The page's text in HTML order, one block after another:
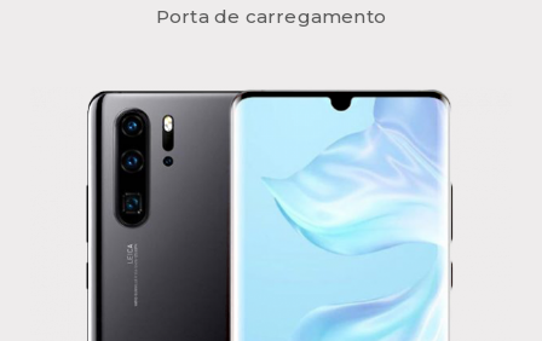
Porta de carregamento